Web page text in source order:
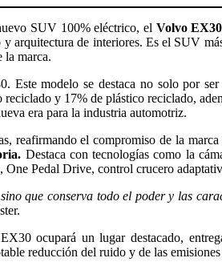
SUV 100% eléctrico, el Volvo
arquitectura de interiores. Es el SUV
la marca.
Este modelo se destaca no solo por ser
y 17% de plástico reciclado,
era para la industria automotriz.
reafirmando el compromiso de la
Destaca con tecnologías como la
Pedal Drive, control crucero
que conserva todo el poder y las
ocupará un lugar destacado,
reducción del ruido y de las